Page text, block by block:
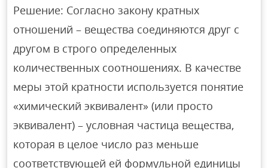
Решение: Согласно закону кратных
отношений – вещества соединяются друг с
другом в строго определенных
количественных соотношениях. В качестве
меры этой кратности используется понятие
«химический эквивалент» (или просто
эквивалент) – условная частица вещества,
которая в целое число раз меньше
соответствующей ей формульной единицы